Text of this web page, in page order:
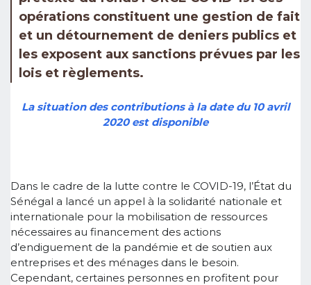
opérations constituent une gestion de fait
et un détournement de deniers publics et
les exposent aux sanctions prévues par les
lois et règlements.
La situation des contributions à la date du 10 avril
2020 est disponible
Dans le cadre de la lutte contre le COVID-19, l’État du
Sénégal a lancé un appel à la solidarité nationale et
internationale pour la mobilisation de ressources
nécessaires au financement des actions
d’endiguement de la pandémie et de soutien aux
entreprises et des ménages dans le besoin.
Cependant, certaines personnes en profitent pour